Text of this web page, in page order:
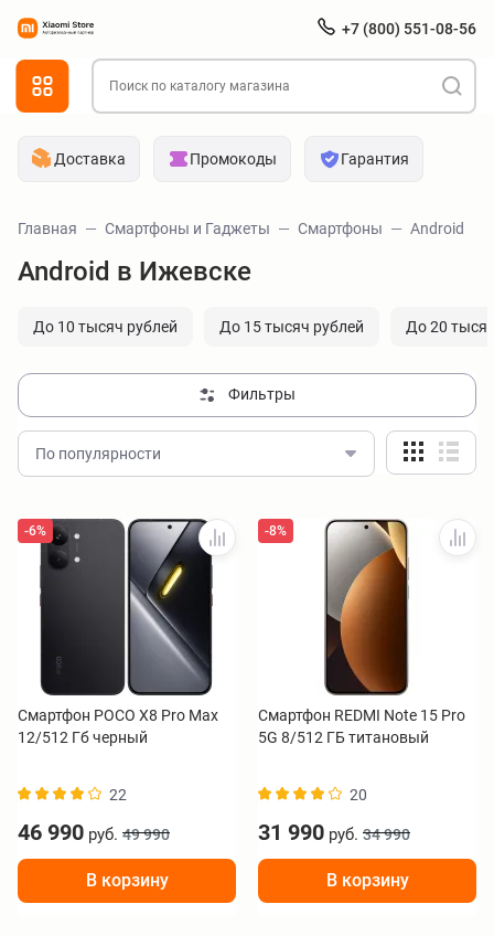
+7 (800) 551-08-56
Доставка Промокоды Гарантия
Главная Смартфоны и Гаджеты Смартфоны Android
Android в Ижевске
До 10 тысяч рублей До 15 тысяч рублей До 20
Фильтры
По популярности
-6%
Смартфон POCO X8 Pro Max
12/512 Гб черный
22
46 990 руб. 49 990
В корзину
-8%
Смартфон REDMI Note 15 Pro
5G 8/512 ГБ титановый
20
31 990 руб. 34 990
В корзину